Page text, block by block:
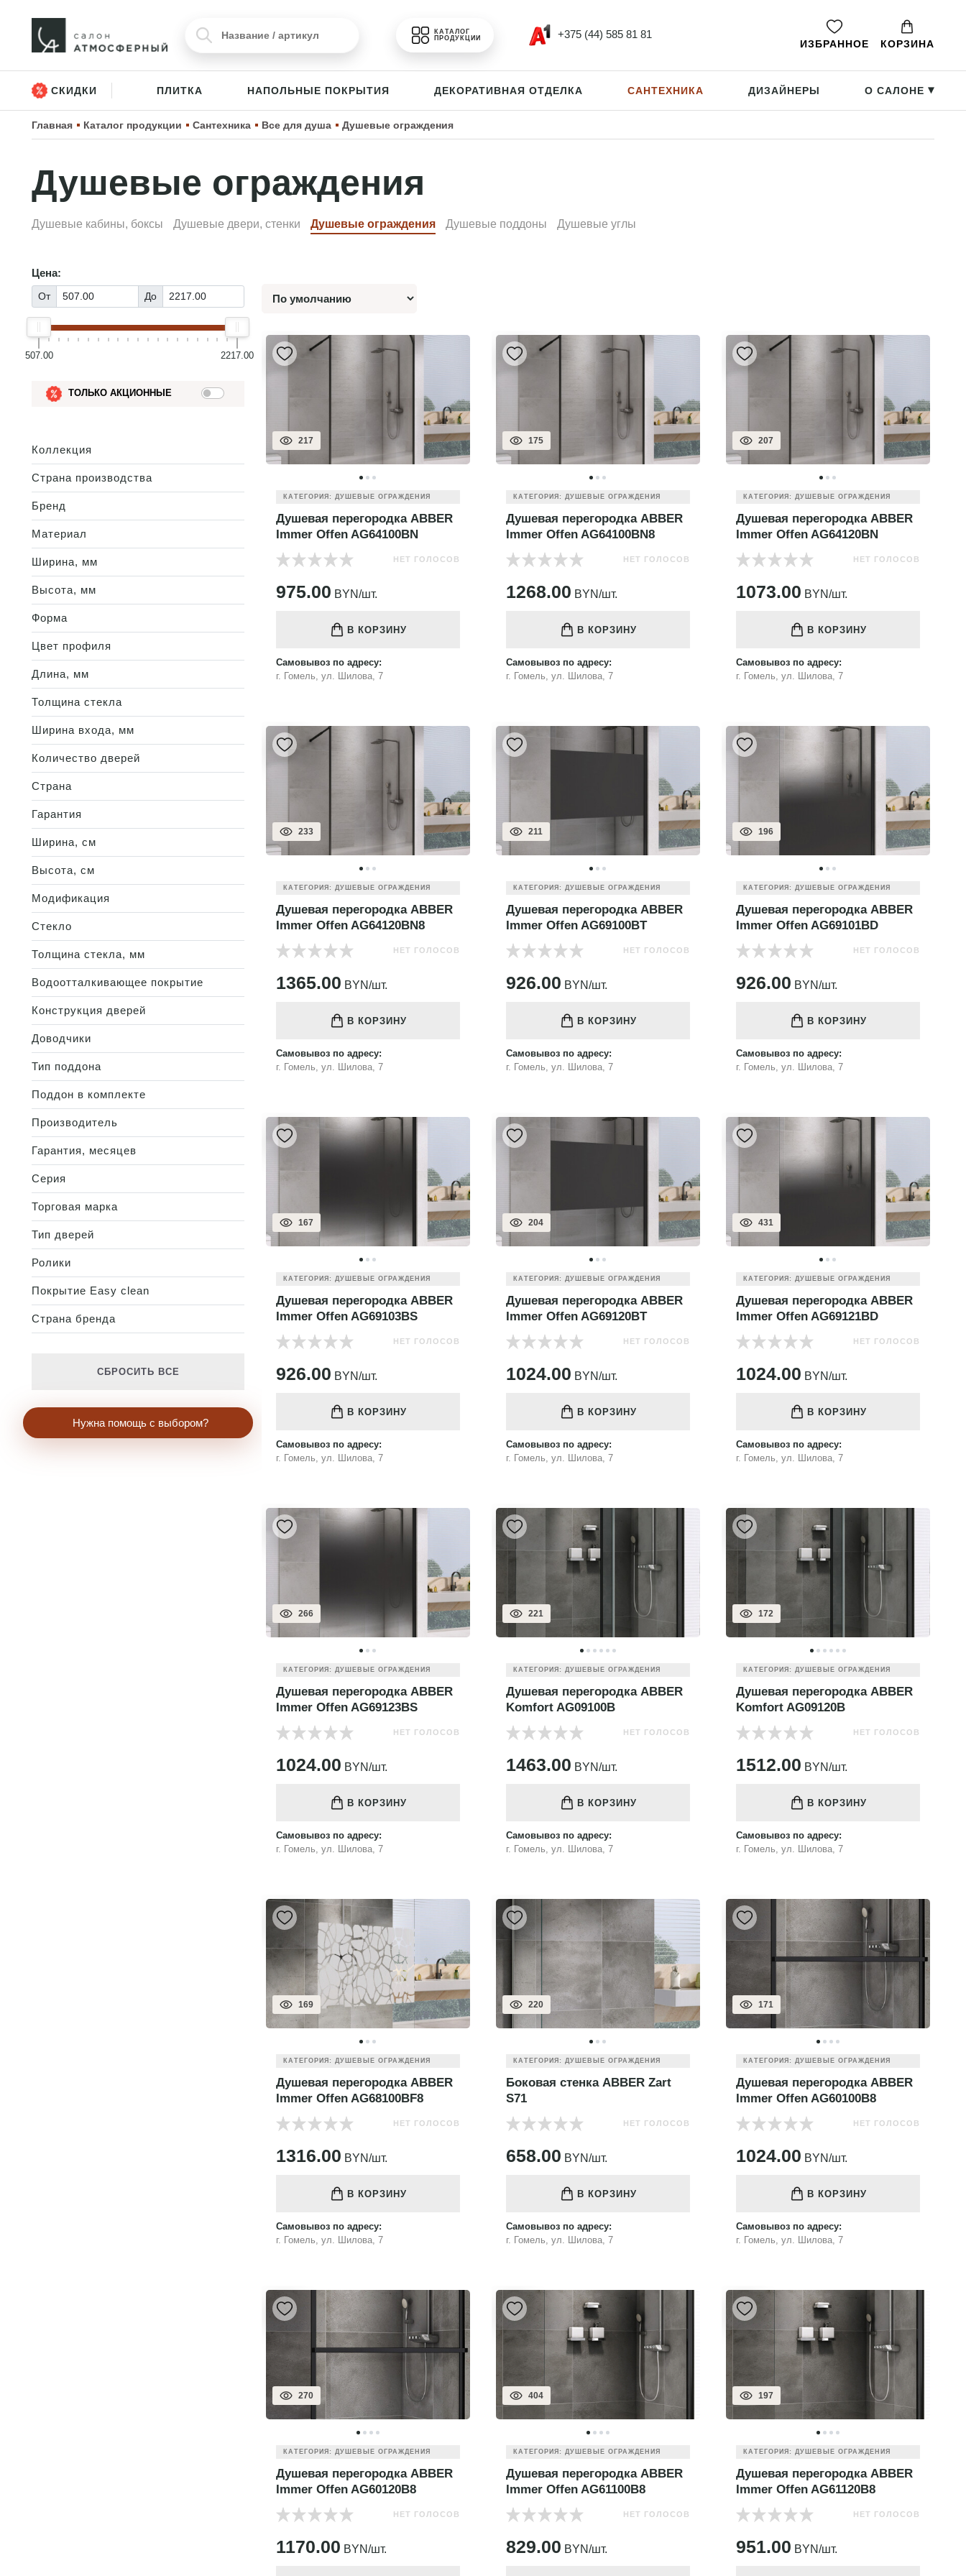
КАТАЛОГ
ПРОДУКЦИИ
+375 (44) 585 81 81
ИЗБРАННОЕ КОРЗИНА
СКИДКИ ПЛИТКА НАПОЛЬНЫЕ ПОКРЫТИЯ ДЕКОРАТИВНАЯ ОТДЕЛКА САНТЕХНИКА ДИЗАЙНЕРЫ О САЛОНЕ ▸
Главная Каталог продукции Сантехника Все для душа Душевые ограждения
Душевые ограждения
Душевые кабины, боксы Душевые двери, стенки Душевые ограждения Душевые поддоны Душевые углы
Цена:
От До
507.00 2217.00
ТОЛЬКО АКЦИОННЫЕ
Коллекция
Страна производства
Бренд
Материал
Ширина, мм
Высота, мм
Форма
Цвет профиля
Длина, мм
Толщина стекла
Ширина входа, мм
Количество дверей
Страна
Гарантия
Ширина, см
Высота, см
Модификация
Стекло
Толщина стекла, мм
Водоотталкивающее покрытие
Конструкция дверей
Доводчики
Тип поддона
Поддон в комплекте
Производитель
Гарантия, месяцев
Серия
Торговая марка
Тип дверей
Ролики
Покрытие Easy clean
Страна бренда
СБРОСИТЬ ВСЕ
Нужна помощь с выбором?
217
КАТЕГОРИЯ: ДУШЕВЫЕ ОГРАЖДЕНИЯ
Душевая перегородка ABBER
Immer Offen AG64100BN
НЕТ ГОЛОСОВ
975.00 BYN/шт.
В КОРЗИНУ
Самовывоз по адресу:
г. Гомель, ул. Шилова, 7
175
КАТЕГОРИЯ: ДУШЕВЫЕ ОГРАЖДЕНИЯ
Душевая перегородка ABBER
Immer Offen AG64100BN8
НЕТ ГОЛОСОВ
1268.00 BYN/шт.
В КОРЗИНУ
Самовывоз по адресу:
г. Гомель, ул. Шилова, 7
207
КАТЕГОРИЯ: ДУШЕВЫЕ ОГРАЖДЕНИЯ
Душевая перегородка ABBER
Immer Offen AG64120BN
НЕТ ГОЛОСОВ
1073.00 BYN/шт.
В КОРЗИНУ
Самовывоз по адресу:
г. Гомель, ул. Шилова, 7
233
КАТЕГОРИЯ: ДУШЕВЫЕ ОГРАЖДЕНИЯ
Душевая перегородка ABBER
Immer Offen AG64120BN8
НЕТ ГОЛОСОВ
1365.00 BYN/шт.
В КОРЗИНУ
Самовывоз по адресу:
г. Гомель, ул. Шилова, 7
211
КАТЕГОРИЯ: ДУШЕВЫЕ ОГРАЖДЕНИЯ
Душевая перегородка ABBER
Immer Offen AG69100BT
НЕТ ГОЛОСОВ
926.00 BYN/шт.
В КОРЗИНУ
Самовывоз по адресу:
г. Гомель, ул. Шилова, 7
196
КАТЕГОРИЯ: ДУШЕВЫЕ ОГРАЖДЕНИЯ
Душевая перегородка ABBER
Immer Offen AG69101BD
НЕТ ГОЛОСОВ
926.00 BYN/шт.
В КОРЗИНУ
Самовывоз по адресу:
г. Гомель, ул. Шилова, 7
167
КАТЕГОРИЯ: ДУШЕВЫЕ ОГРАЖДЕНИЯ
Душевая перегородка ABBER
Immer Offen AG69103BS
НЕТ ГОЛОСОВ
926.00 BYN/шт.
В КОРЗИНУ
Самовывоз по адресу:
г. Гомель, ул. Шилова, 7
204
КАТЕГОРИЯ: ДУШЕВЫЕ ОГРАЖДЕНИЯ
Душевая перегородка ABBER
Immer Offen AG69120BT
НЕТ ГОЛОСОВ
1024.00 BYN/шт.
В КОРЗИНУ
Самовывоз по адресу:
г. Гомель, ул. Шилова, 7
431
КАТЕГОРИЯ: ДУШЕВЫЕ ОГРАЖДЕНИЯ
Душевая перегородка ABBER
Immer Offen AG69121BD
НЕТ ГОЛОСОВ
1024.00 BYN/шт.
В КОРЗИНУ
Самовывоз по адресу:
г. Гомель, ул. Шилова, 7
266
КАТЕГОРИЯ: ДУШЕВЫЕ ОГРАЖДЕНИЯ
Душевая перегородка ABBER
Immer Offen AG69123BS
НЕТ ГОЛОСОВ
1024.00 BYN/шт.
В КОРЗИНУ
Самовывоз по адресу:
г. Гомель, ул. Шилова, 7
221
КАТЕГОРИЯ: ДУШЕВЫЕ ОГРАЖДЕНИЯ
Душевая перегородка ABBER
Komfort AG09100B
НЕТ ГОЛОСОВ
1463.00 BYN/шт.
В КОРЗИНУ
Самовывоз по адресу:
г. Гомель, ул. Шилова, 7
172
КАТЕГОРИЯ: ДУШЕВЫЕ ОГРАЖДЕНИЯ
Душевая перегородка ABBER
Komfort AG09120B
НЕТ ГОЛОСОВ
1512.00 BYN/шт.
В КОРЗИНУ
Самовывоз по адресу:
г. Гомель, ул. Шилова, 7
169
КАТЕГОРИЯ: ДУШЕВЫЕ ОГРАЖДЕНИЯ
Душевая перегородка ABBER
Immer Offen AG68100BF8
НЕТ ГОЛОСОВ
1316.00 BYN/шт.
В КОРЗИНУ
Самовывоз по адресу:
г. Гомель, ул. Шилова, 7
220
КАТЕГОРИЯ: ДУШЕВЫЕ ОГРАЖДЕНИЯ
Боковая стенка ABBER Zart
S71
НЕТ ГОЛОСОВ
658.00 BYN/шт.
В КОРЗИНУ
Самовывоз по адресу:
г. Гомель, ул. Шилова, 7
171
КАТЕГОРИЯ: ДУШЕВЫЕ ОГРАЖДЕНИЯ
Душевая перегородка ABBER
Immer Offen AG60100B8
НЕТ ГОЛОСОВ
1024.00 BYN/шт.
В КОРЗИНУ
Самовывоз по адресу:
г. Гомель, ул. Шилова, 7
270
КАТЕГОРИЯ: ДУШЕВЫЕ ОГРАЖДЕНИЯ
Душевая перегородка ABBER
Immer Offen AG60120B8
НЕТ ГОЛОСОВ
1170.00 BYN/шт.
404
КАТЕГОРИЯ: ДУШЕВЫЕ ОГРАЖДЕНИЯ
Душевая перегородка ABBER
Immer Offen AG61100B8
НЕТ ГОЛОСОВ
829.00 BYN/шт.
197
КАТЕГОРИЯ: ДУШЕВЫЕ ОГРАЖДЕНИЯ
Душевая перегородка ABBER
Immer Offen AG61120B8
НЕТ ГОЛОСОВ
951.00 BYN/шт.